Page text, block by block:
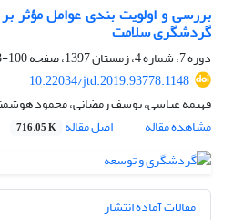
بررسی و اولویت بندی عوامل مؤثر
گردشگری سلامت
دوره 7، شماره 4، زمستان 1397، صفحه
100-118
10.22034/jtd.2019.93778.1148
فهیمه عباسی، یوسف رمضانی، محمود
مشاهده مقاله
اصل مقاله 716.05 K
مقالات آماده انتشار